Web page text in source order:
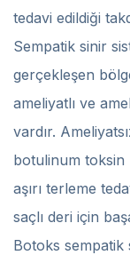
tedavi edildiği
Sempatik sinir
gerçekleşen
ameliyatlı ve
vardır.
botulinum toksin
aşırı terleme
saçlı deri için
Botoks sempatik